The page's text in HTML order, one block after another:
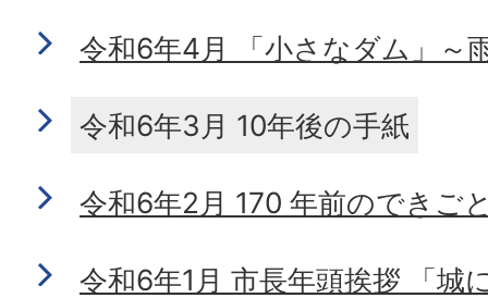
令和6年4月 「小さなダム」～
令和6年3月 10年後の手紙
令和6年2月 170 年前のできご
令和6年1月 市長年頭挨拶 「城